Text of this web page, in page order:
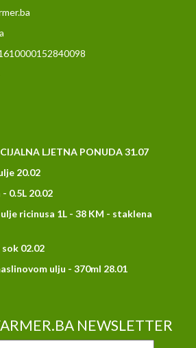
LJETNA PONUDA 31.07
20.02
0.5L 20.02
ricinusa 1L - 38 KM - staklena
02.02
ulju - 370ml 28.01
NEWSLETTER